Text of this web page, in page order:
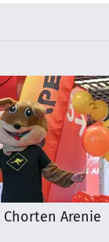
Chorten Arenie